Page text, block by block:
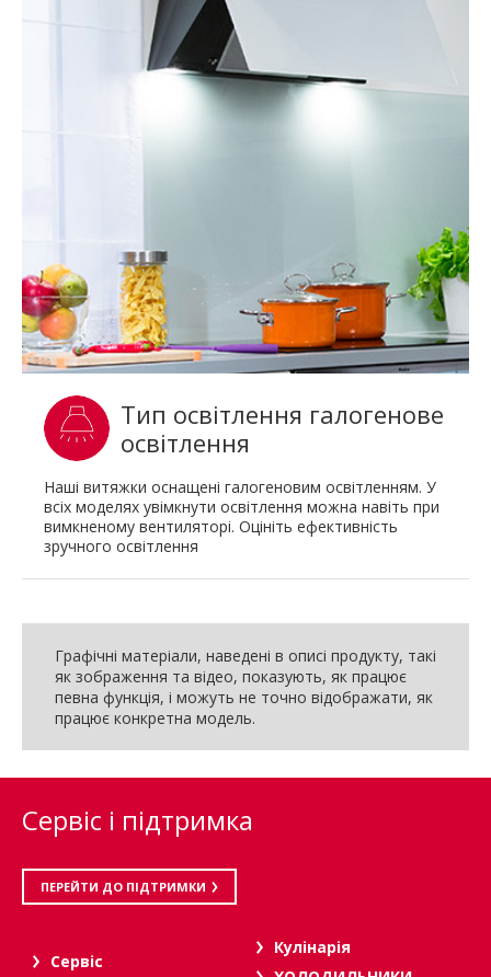
Тип освітлення галогенове
освітлення
Наші витяжки оснащені галогеновим освітленням. У
всіх моделях увімкнути освітлення можна навіть при
вимкненому вентиляторі. Оцініть ефективність
зручного освітлення
Графічні матеріали, наведені в описі продукту, такі
як зображення та відео, показують, як працює
певна функція, і можуть не точно відображати, як
працює конкретна модель.
Сервіс і підтримка
ПЕРЕЙТИ ДО ПІДТРИМКИ
Сервіс
Кулінарія